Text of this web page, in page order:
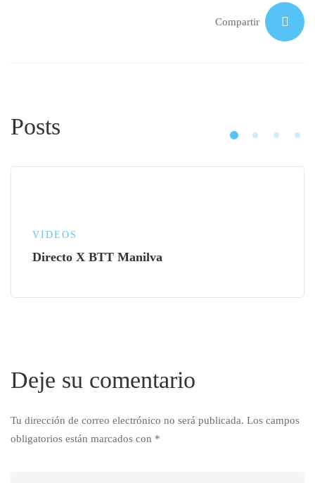
Compartir
Posts
VIDEOS
Directo X BTT Manilva
Deje su comentario
Tu dirección de correo electrónico no será publicada. Los campos
obligatorios están marcados con *